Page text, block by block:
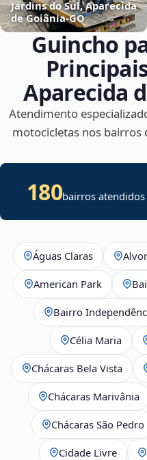
Jardins do Sul, Aparecida
de Goiânia‑GO
Guincho
Aparecida
Atendimento
motocicletas nos bairros
180bairros
Águas Claras
American Park
Bairro
Célia Maria
Chácaras Bela Vista
Chácaras Marivânia
Chácaras São Pedro
Cidade Livre